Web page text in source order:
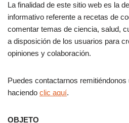
La finalidad de este sitio web es la
informativo referente a recetas de
comentar temas de ciencia, salud,
a disposición de los usuarios para
opiniones y colaboración.
Puedes contactarnos
haciendo clic aquí.
OBJETO